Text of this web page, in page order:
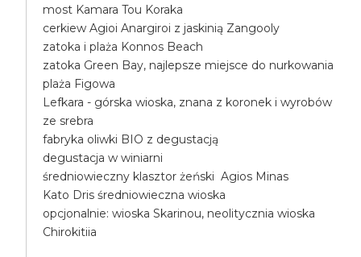
most Kamara Tou Koraka
cerkiew Agioi Anargiroi z jaskinią Zangooly
zatoka i plaża Konnos Beach
zatoka Green Bay, najlepsze miejsce do nurkowania
plaża Figowa
Lefkara - górska wioska, znana z koronek i wyrobów
ze srebra
fabryka oliwki BIO z degustacją
degustacja w winiarni
średniowieczny klasztor żeński Agios Minas
Kato Dris średniowieczna wioska
opcjonalnie: wioska Skarinou, neolitycznia wioska
Chirokitiia